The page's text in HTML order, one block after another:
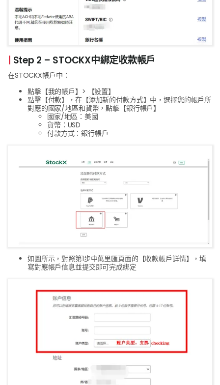
Step 2 – STOCKX中綁定收款帳戶
在STOCKX帳戶中：
點擊【我的帳戶】> 【設置】
點擊【付款】，在【添加新的付款方式】中，選擇您的帳戶所
對應的國家/地區和貨幣，點擊【銀行帳戶】
國家/地區：美國
貨幣：USD
付款方式：銀行帳戶
如圖所示，對照第1步中萬里匯頁面的【收款帳戶詳情】，填
寫對應帳戶信息並提交即可完成綁定